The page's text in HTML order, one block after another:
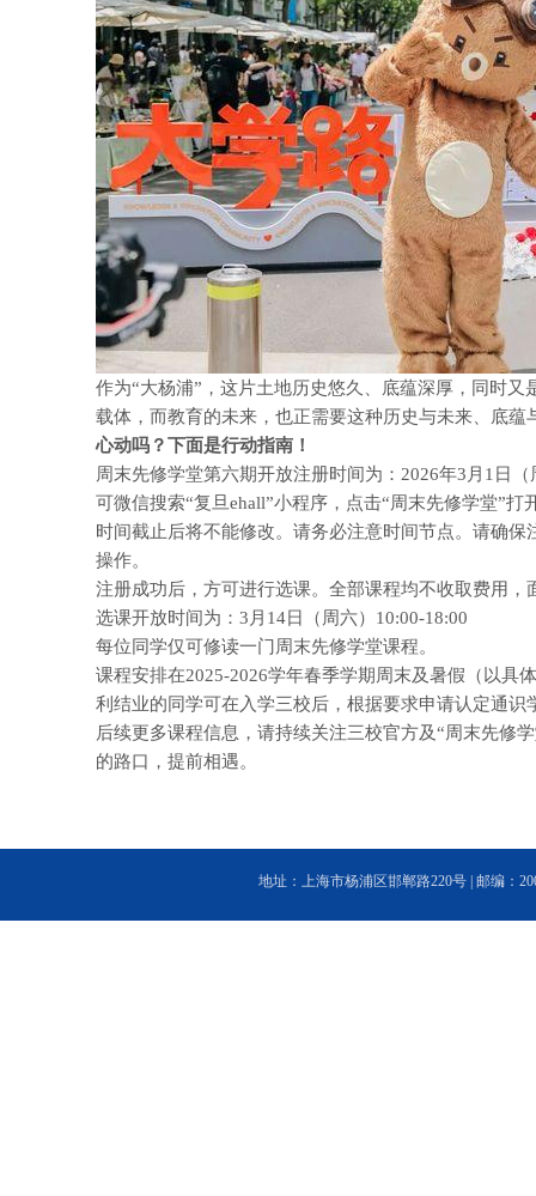
作为“大杨浦”，这片土地历史悠久、底蕴深厚，同时
载体，而教育的未来，也正需要这种历史与未来、底蕴
心动吗？下面是行动指南！
周末先修学堂第六期开放注册时间为： 2026年3月1日
可微信搜索“复旦ehall”小程序，点击“周末先修学堂”
时间截止后将不能修改。请务必注意时间节点。请确
操作。
注册成功后，方可进行选课。全部课程均不收取费用
选课开放时间为： 3月14日（周六）10:00-18:00
每位同学仅可修读一门周末先修学堂课程。
课程安排在2025-2026学年春季学期周末及暑假（以具
利结业的同学可在入学三校后，根据要求申请认定通识
后续更多课程信息，请持续关注三校官方及“周末先修
的路口， 提前相遇。
地址：上海市杨浦区邯郸路220号 | 邮编：